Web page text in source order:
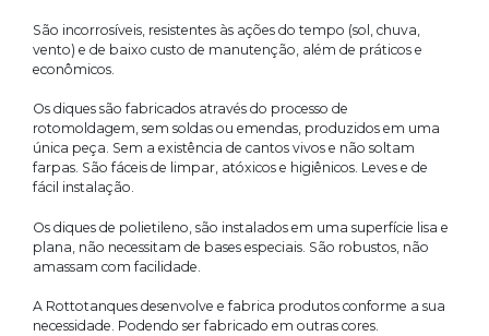
São incorrosíveis, resistentes às ações do tempo (sol, chuva,
vento) e de baixo custo de manutenção, além de práticos e
econômicos.
Os diques são fabricados através do processo de
rotomoldagem, sem soldas ou emendas, produzidos em uma
única peça. Sem a existência de cantos vivos e não soltam
farpas. São fáceis de limpar, atóxicos e higiênicos. Leves e de
fácil instalação.
Os diques de polietileno, são instalados em uma superfície lisa e
plana, não necessitam de bases especiais. São robustos, não
amassam com facilidade.
A Rottotanques desenvolve e fabrica produtos conforme a sua
necessidade. Podendo ser fabricado em outras cores.